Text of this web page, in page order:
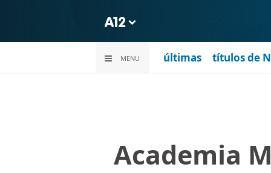
MENU últimas títulos de
Academia